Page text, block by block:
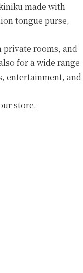
made with
tongue purse,
rooms, and
for a wide range
entertainment, and
store.